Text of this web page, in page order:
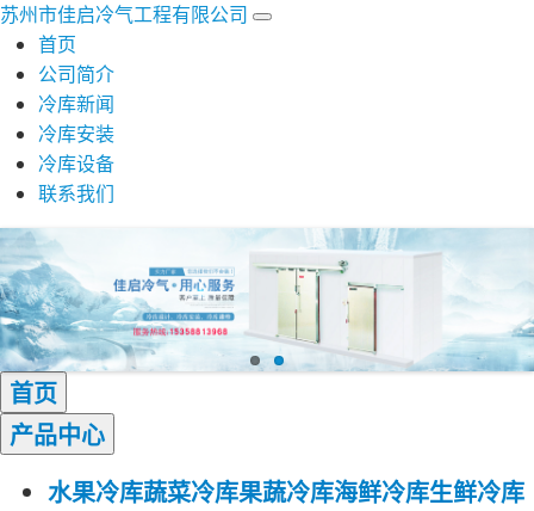
苏州市佳启冷气工程有限公司
首页
公司简介
冷库新闻
冷库安装
冷库设备
联系我们
首页
产品中心
水果冷库蔬菜冷库果蔬冷库海鲜冷库生鲜冷库